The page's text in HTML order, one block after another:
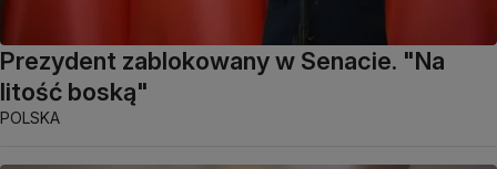
Prezydent zablokowany w Senacie. "Na
litość boską"
POLSKA